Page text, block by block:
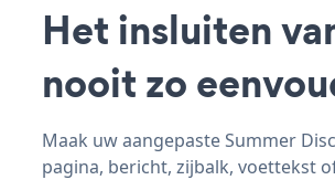
Het insluiten
nooit zo
Maak uw aangepaste Summer
pagina, bericht, zijbalk, voettekst